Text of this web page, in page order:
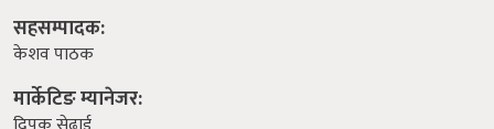
सहसम्पादक:
केशव पाठक
मार्केटिङ म्यानेजर: